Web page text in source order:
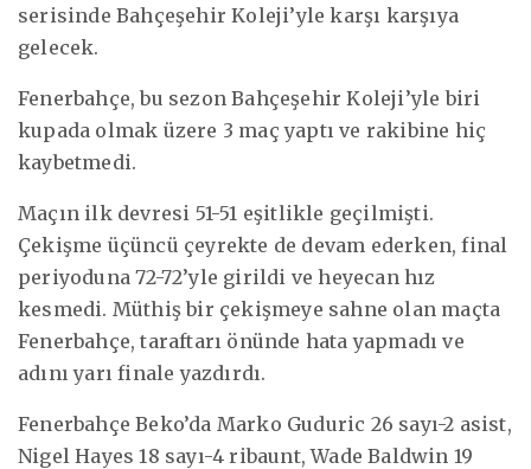
serisinde Bahçeşehir Koleji’yle karşı karşıya
gelecek.
Fenerbahçe, bu sezon Bahçeşehir Koleji’yle biri
kupada olmak üzere 3 maç yaptı ve rakibine hiç
kaybetmedi.
Maçın ilk devresi 51-51 eşitlikle geçilmişti.
Çekişme üçüncü çeyrekte de devam ederken, final
periyoduna 72-72’yle girildi ve heyecan hız
kesmedi. Müthiş bir çekişmeye sahne olan maçta
Fenerbahçe, taraftarı önünde hata yapmadı ve
adını yarı finale yazdırdı.
Fenerbahçe Beko’da Marko Guduric 26 sayı-2 asist,
Nigel Hayes 18 sayı-4 ribaunt, Wade Baldwin 19